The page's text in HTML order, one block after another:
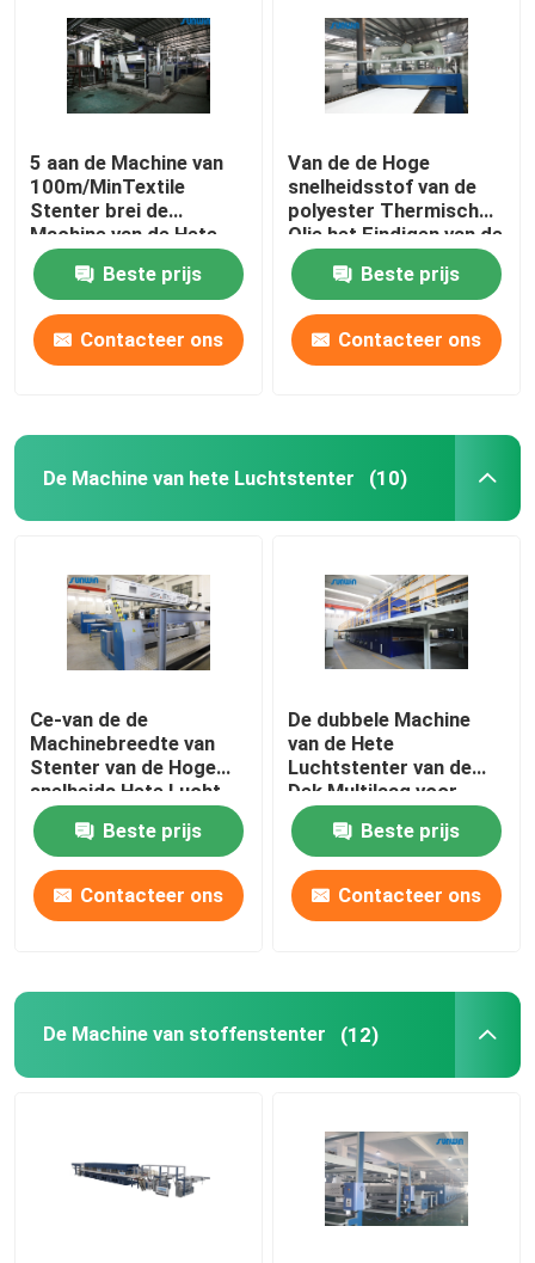
Ongeveer ons
Fabrieksreis
Contacteer ons
Verzoek om een Citaat
textielstentermachine
Stoffenhitte het Plaatsen Machine
5 aan de Machine van
100m/MinTextile
Stenter brei de
Machine van de Hete
Luchtstenter van de
TypestoomBeste prijs
Contacteer ons
Van de de Hoge
snelheidsstof van de
polyester Thermisch
Olie het Eindigen van de
Machinestenter van
Stenter Procédé
Beste prijs
Contacteer ons
De Machine van hete Luchtstenter (10)
Ce-van de de
Machinebreedte van
Stenter van de Hoge
snelheids Hete Lucht
de Breiende Stof die
2400mm beëindigen
Beste prijs
Contacteer ons
De dubbele Machine
van de Hete
Luchtstenter van de
Dek Multilaag voor
breit Geweven Stoffen
Beste prijs
Contacteer ons
De Machine van stoffenstenter (12)